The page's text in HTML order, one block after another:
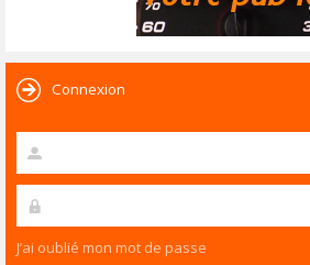
Connexion
J’ai oublié mon mot de passe